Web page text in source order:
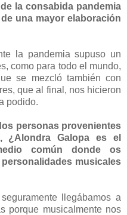
la consabida pandemia
una mayor elaboración
la pandemia supuso un
como para todo el mundo,
se mezcló también con
que al final, nos hicieron
podido.
personas provenientes
¿Alondra Galopa es el
común donde os
musicales
llegábamos a
porque musicalmente nos